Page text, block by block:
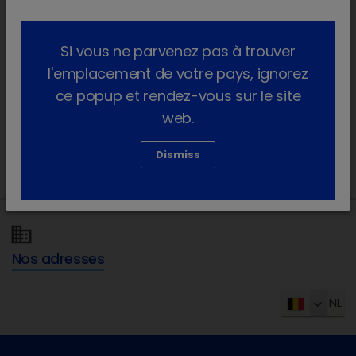
Syndrome de Cushing chez le chien
L’hypothyroïdie chez le chien
Nos adresses
NL
Si vous ne parvenez pas à trouver
l'emplacement de votre pays, ignorez
ce popup et rendez-vous sur le site
web.
Dismiss